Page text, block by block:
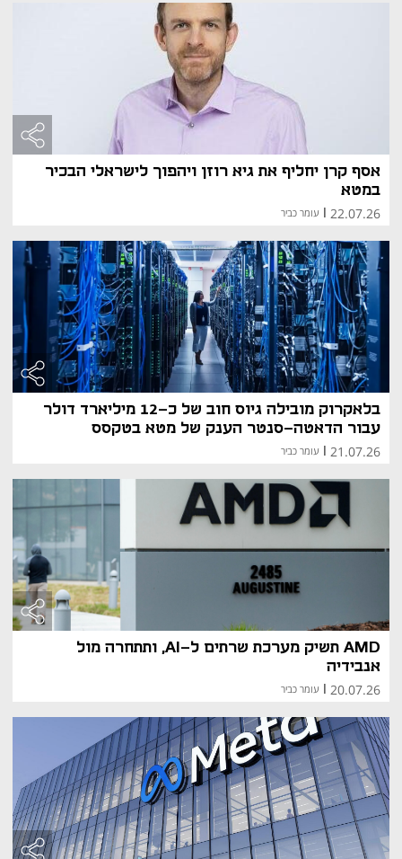
למשקפי מטא רייבן.
אסף קרן יחליף את גיא רוזן ויהפוך לישראלי הבכיר
במטא
22.07.26 עומר כביר
בלאקרוק מובילה גיוס חוב של כ-12 מיליארד דולר
עבור הדאטה-סנטר הענק של מטא בטקסס
21.07.26 עומר כביר
AMD תשיק מערכת שרתים ל-AI, ותתחרה מול
אנבידיה
20.07.26 עומר כביר